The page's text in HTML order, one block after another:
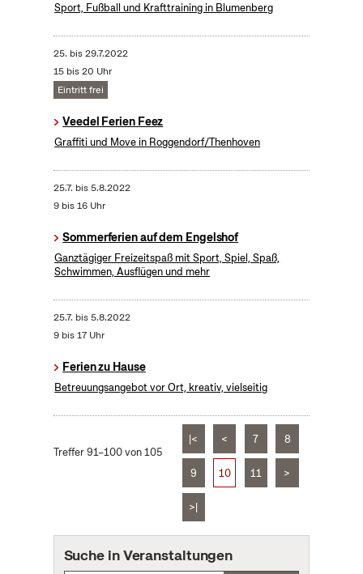
Sport, Fußball und Krafttraining in Blumenberg
25. bis29.7.2022
15 bis 20 Uhr
Eintritt frei
Veedel Ferien Feez
Graffiti und Move in Roggendorf/Thenhoven
25.7. bis5.8.2022
9 bis 16 Uhr
Sommerferien auf dem Engelshof
Ganztägiger Freizeitspaß mit Sport, Spiel, Spaß,
Schwimmen, Ausflügen und mehr
25.7. bis5.8.2022
9 bis 17 Uhr
Ferien zu Hause
Betreuungsangebot vor Ort, kreativ, vielseitig
Treffer 91–100 von 105
|< < 7 8
9 10 11 >
>|
Suche in Veranstaltungen